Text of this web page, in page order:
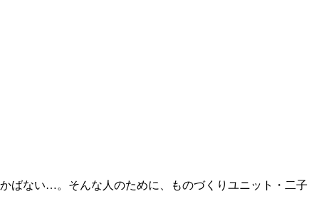
ばない…。そんな人のために、ものづくりユニット・二子